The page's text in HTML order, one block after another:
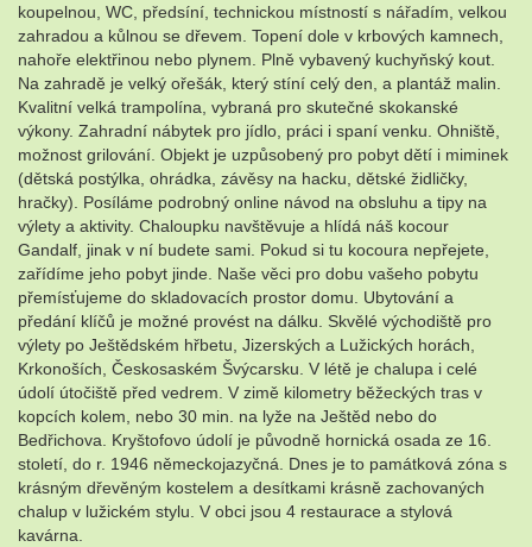
koupelnou, WC, předsíní, technickou místností s nářadím, velkou
zahradou a kůlnou se dřevem. Topení dole v krbových kamnech,
nahoře elektřinou nebo plynem. Plně vybavený kuchyňský kout.
Na zahradě je velký ořešák, který stíní celý den, a plantáž malin.
Kvalitní velká trampolína, vybraná pro skutečné skokanské
výkony. Zahradní nábytek pro jídlo, práci i spaní venku. Ohniště,
možnost grilování. Objekt je uzpůsobený pro pobyt dětí i miminek
(dětská postýlka, ohrádka, závěsy na hacku, dětské židličky,
hračky). Posíláme podrobný online návod na obsluhu a tipy na
výlety a aktivity. Chaloupku navštěvuje a hlídá náš kocour
Gandalf, jinak v ní budete sami. Pokud si tu kocoura nepřejete,
zařídíme jeho pobyt jinde. Naše věci pro dobu vašeho pobytu
přemísťujeme do skladovacích prostor domu. Ubytování a
předání klíčů je možné provést na dálku. Skvělé východiště pro
výlety po Ještědském hřbetu, Jizerských a Lužických horách,
Krkonoších, Českosaském Švýcarsku. V létě je chalupa i celé
údolí útočiště před vedrem. V zimě kilometry běžeckých tras v
kopcích kolem, nebo 30 min. na lyže na Ještěd nebo do
Bedřichova. Kryštofovo údolí je původně hornická osada ze 16.
století, do r. 1946 německojazyčná. Dnes je to památková zóna s
krásným dřevěným kostelem a desítkami krásně zachovaných
chalup v lužickém stylu. V obci jsou 4 restaurace a stylová
kavárna.